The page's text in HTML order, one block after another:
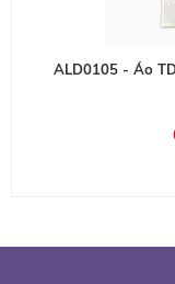
ALD0105 - Áo